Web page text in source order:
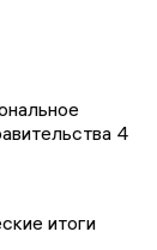
4
итоги